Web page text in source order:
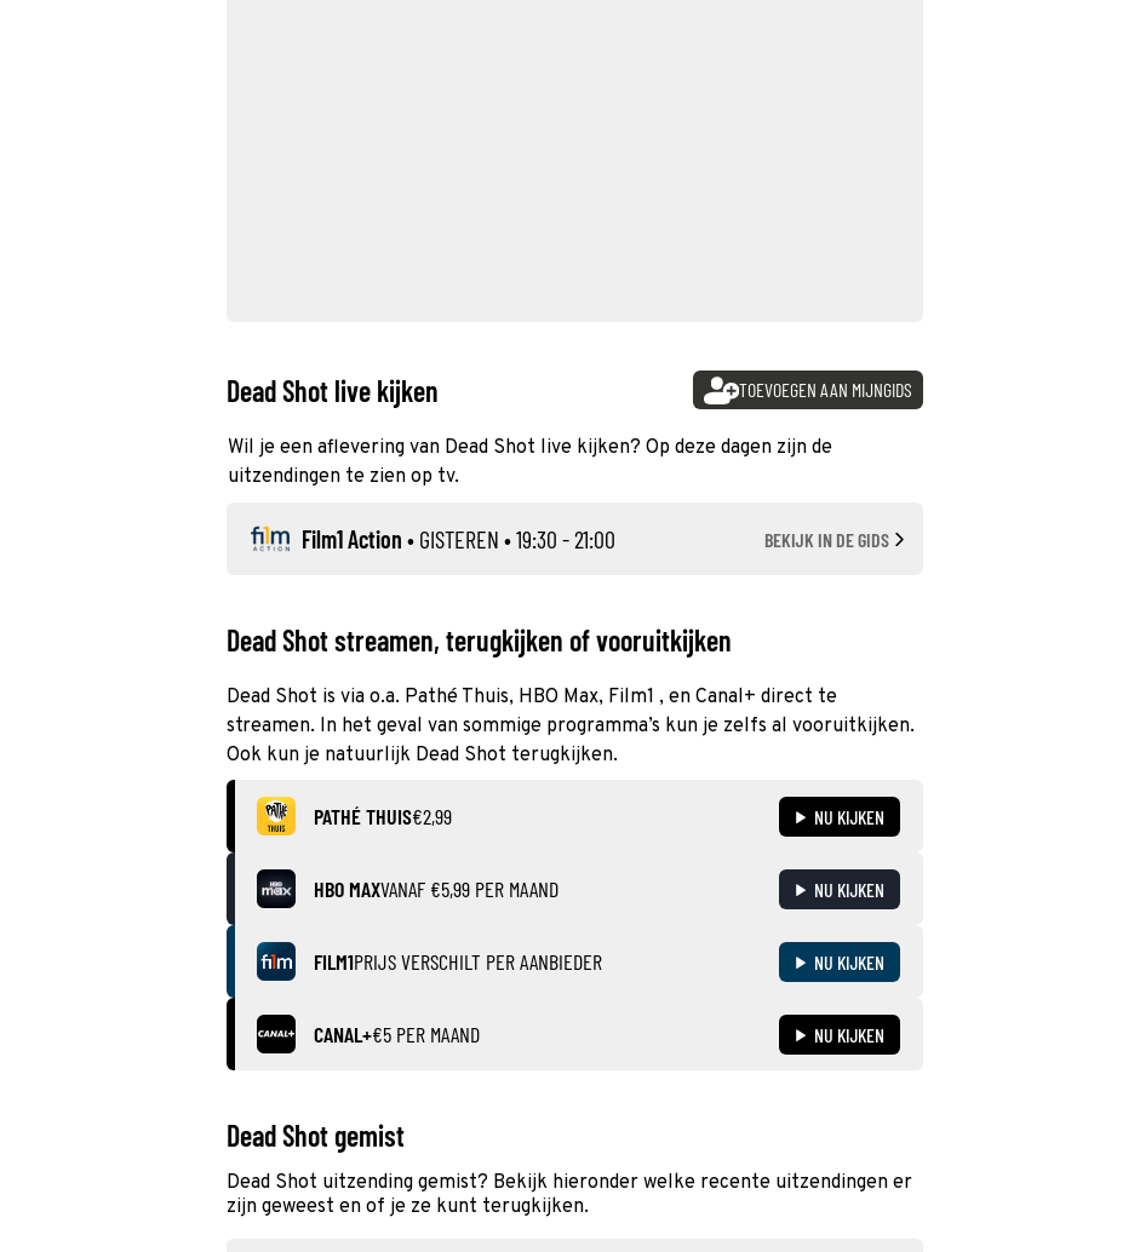
Dead Shot live kijken TOEVOEGEN AAN MIJNGIDS
Wil je een aflevering van Dead Shot live kijken? Op deze dagen zijn de
uitzendingen te zien op tv.
Film1 Action • GISTEREN • 19:30 - 21:00 BEKIJK IN DE GIDS
Dead Shot streamen, terugkijken of vooruitkijken
Dead Shot is via o.a. Pathé Thuis, HBO Max, Film1 , en Canal+ direct te
streamen. In het geval van sommige programma’s kun je zelfs al vooruitkijken.
Ook kun je natuurlijk Dead Shot terugkijken.
PATHÉ THUIS€2,99 NU KIJKEN
HBO MAXVANAF €5,99 PER MAAND NU KIJKEN
FILM1PRIJS VERSCHILT PER AANBIEDER NU KIJKEN
CANAL+€5 PER MAAND NU KIJKEN
Dead Shot gemist
Dead Shot uitzending gemist? Bekijk hieronder welke recente uitzendingen er
zijn geweest en of je ze kunt terugkijken.